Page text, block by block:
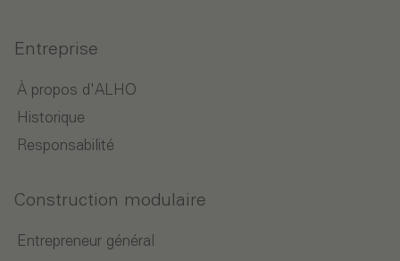
Entreprise
À propos d'ALHO
Historique
Responsabilité
Construction modulaire
Entrepreneur général